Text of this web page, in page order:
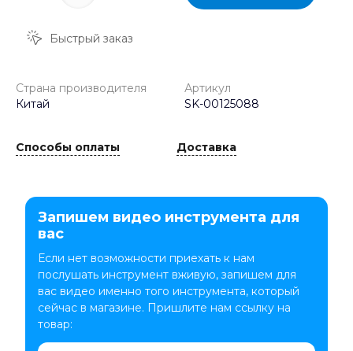
Быстрый заказ
Страна производителя
Китай
Артикул
SK-00125088
Способы оплаты Доставка
Запишем видео инструмента для
вас
Если нет возможности приехать к нам
послушать инструмент вживую, запишем для
вас видео именно того инструмента, который
сейчас в магазине. Пришлите нам ссылку на
товар: